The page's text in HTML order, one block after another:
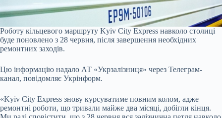
Роботу кільцевого маршруту Kyiv City Express навколо столиці
буде поновлено з 28 червня, після завершення необхідних
ремонтних заходів.
Цю інформацію надало АТ «Укрзалізниця» через Телеграм-
канал, повідомляє Укрінформ.
«Kyiv City Express знову курсуватиме повним колом, адже
ремонтні роботи, що тривали майже два місяці, добігли кінця.